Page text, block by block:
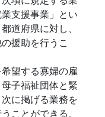
支援事業」とい
道府県に対し、
援助を行うこ
望する寡婦の雇
子福祉団体と緊
に掲げる業務を
ことができる。